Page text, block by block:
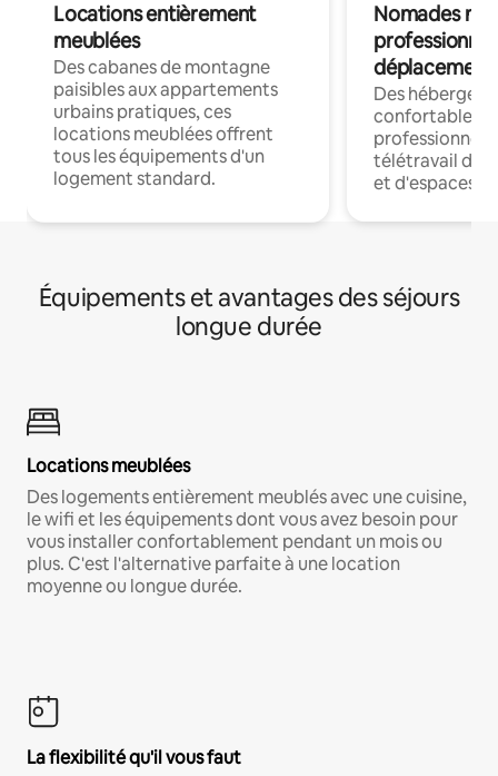
Locations entièrement
meublées
Des cabanes de montagne
paisibles aux appartements
urbains pratiques, ces
locations meublées offrent
tous les équipements d'un
logement standard.
Nomades
déplacement
Des
confortables
professionnels
télétravail
et d'espaces
Équipements et avantages des séjours
longue durée
Locations meublées
Des logements entièrement meublés avec une cuisine,
le wifi et les équipements dont vous avez besoin pour
vous installer confortablement pendant un mois ou
plus. C'est l'alternative parfaite à une location
moyenne ou longue durée.
La flexibilité qu'il vous faut